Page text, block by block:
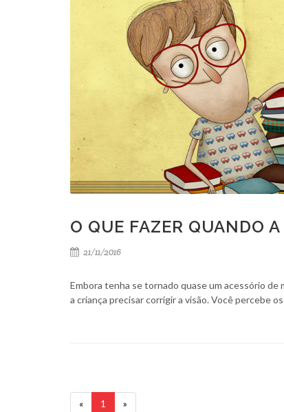
O QUE FAZER QUANDO
21/11/2016
Embora tenha se tornado quase um acessório
a criança precisar corrigir a visão. Você percebe
« 1 »